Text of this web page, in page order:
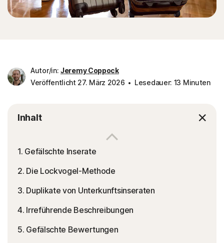
Autor/in: Jeremy Coppock
Veröffentlicht 27. März 2026
Lesedauer: 13 Minuten
Inhalt
1. Gefälschte Inserate
2. Die Lockvogel-Methode
3. Duplikate von Unterkunftsinseraten
4. Irreführende Beschreibungen
5. Gefälschte Bewertungen